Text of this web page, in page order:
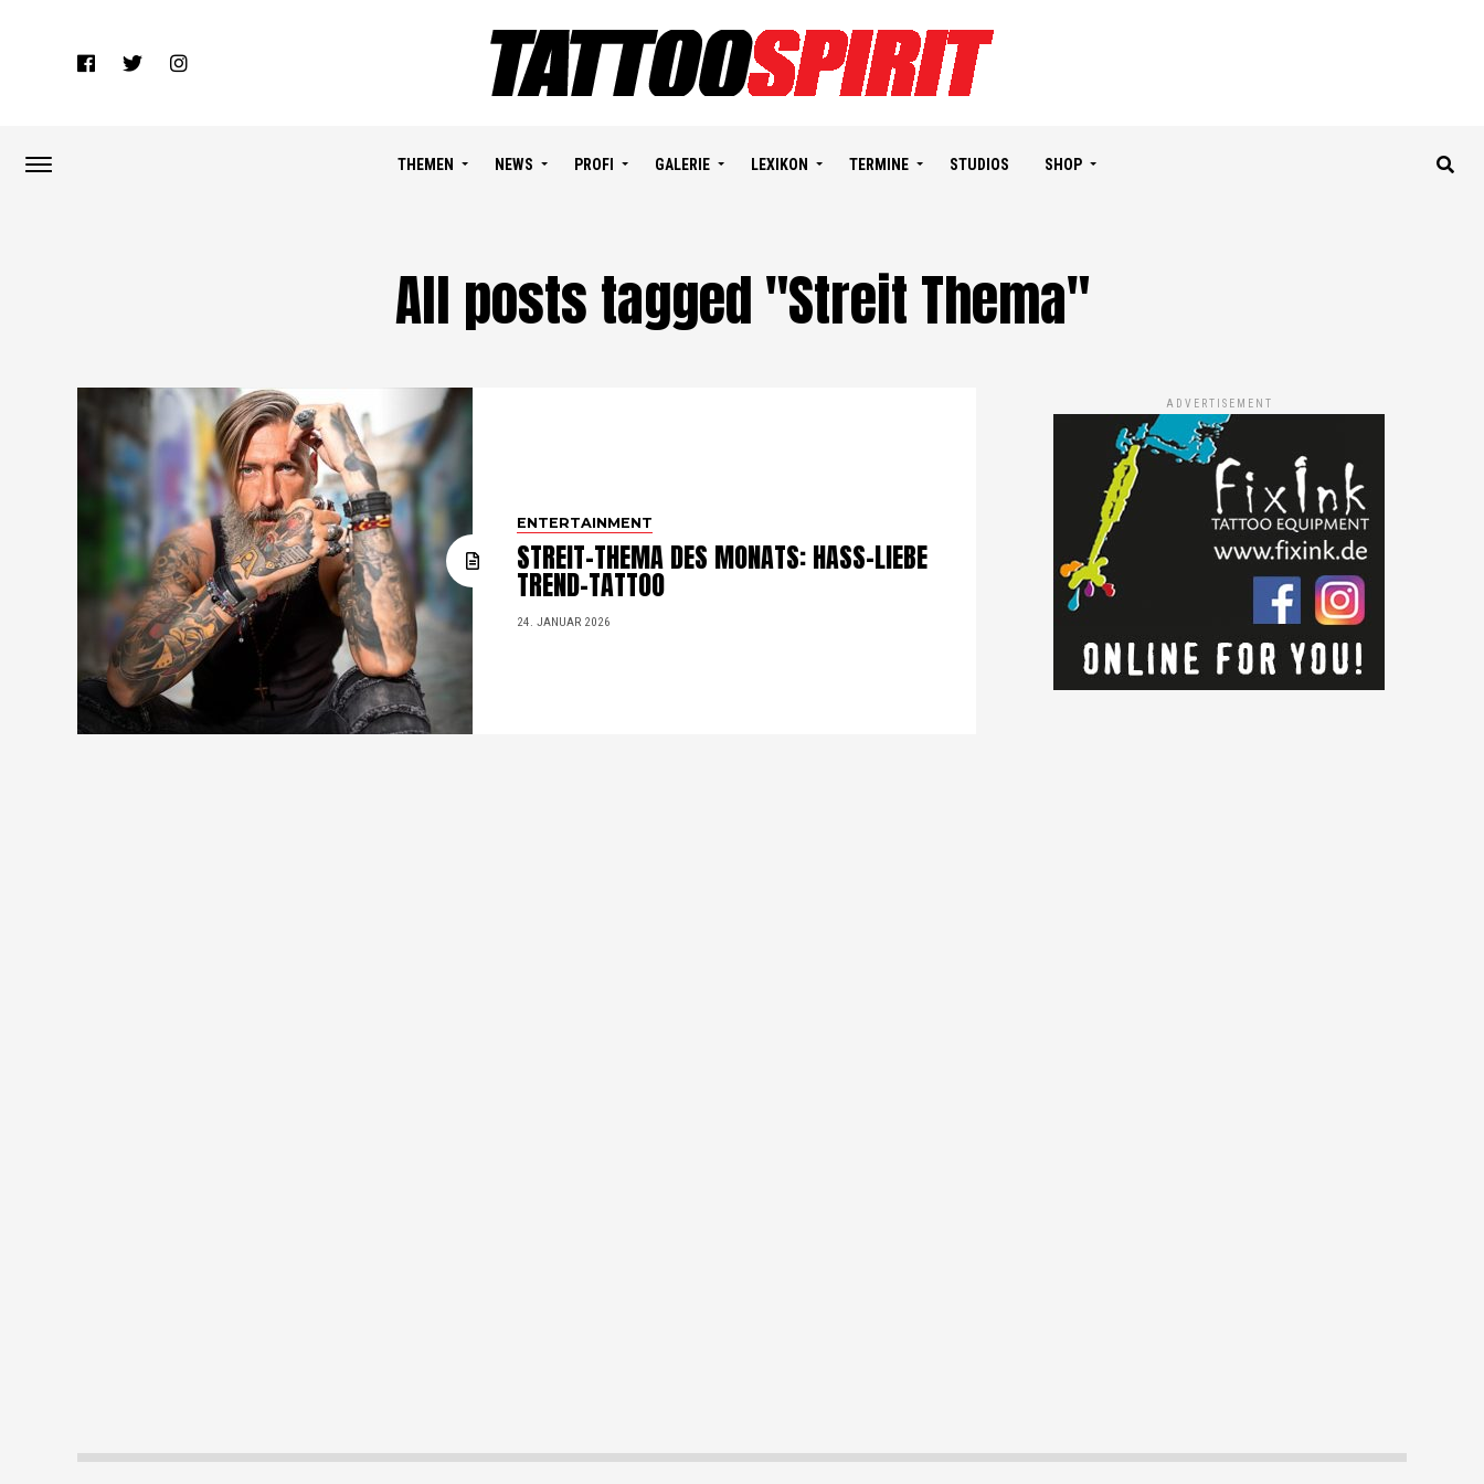
THEMEN NEWS PROFI GALERIE LEXIKON TERMINE STUDIOS SHOP
All posts tagged "Streit Thema"
ENTERTAINMENT
STREIT-THEMA DES MONATS: HASS-LIEBE
TREND-TATTOO
24. JANUAR 2026
ADVERTISEMENT